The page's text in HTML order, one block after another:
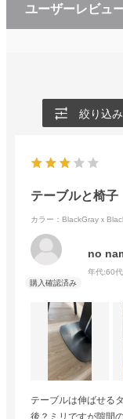
ユーザーレビュ
絞り込み
テーブルと椅子
カラー：BlackGrayｘ
no
年代:60代
テーブルは伸ばせる
後？ミリですが隙間